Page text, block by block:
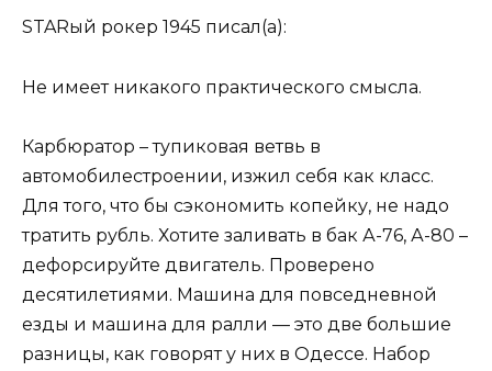
STARый рокер 1945 писал(а):
Не имеет никакого практического смысла.
Карбюратор – тупиковая ветвь в
автомобилестроении, изжил себя как класс.
Для того, что бы сэкономить копейку, не надо
тратить рубль. Хотите заливать в бак А-76, А-80 –
дефорсируйте двигатель. Проверено
десятилетиями. Машина для повседневной
езды и машина для ралли — это две большие
разницы, как говорят у них в Одессе. Набор